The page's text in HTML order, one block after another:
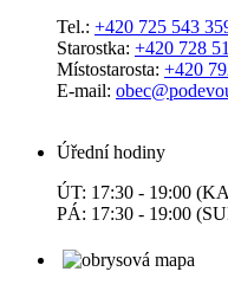
Tel.: +420 725 543
Starostka: +420 728
Místostarosta: +420
E-mail:
Úřední hodiny
ÚT: 17:30 - 19:00
PÁ: 17:30 - 19:00